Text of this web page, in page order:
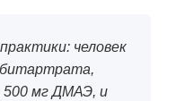
человек
битартрата,
мг ДМАЭ, и